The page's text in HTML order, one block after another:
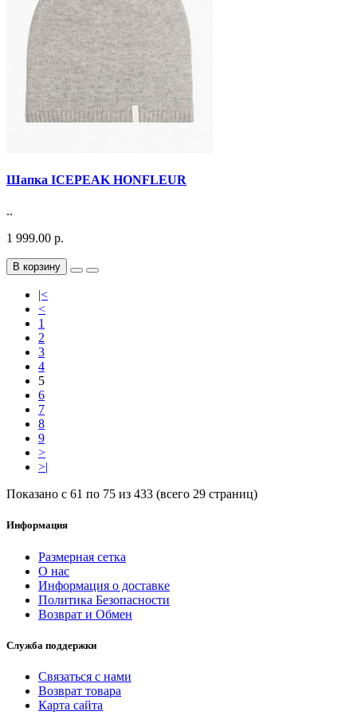
Шапка ICEPEAK HONFLEUR
..
1 999.00 р.
В корзину
|<
<
1
2
3
4
5
6
7
8
9
>
>|
Показано с 61 по 75 из 433 (всего 29 страниц)
Информация
Размерная сетка
О нас
Информация о доставке
Политика Безопасности
Возврат и Обмен
Служба поддержки
Связаться с нами
Возврат товара
Карта сайта